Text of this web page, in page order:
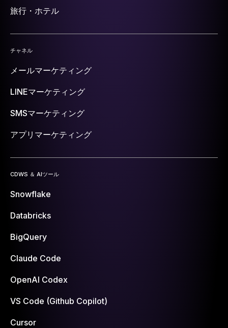
旅行・ホテル
チャネル
メールマーケティング
LINEマーケティング
SMSマーケティング
アプリマーケティング
CDWS ＆ AIツール
Snowflake
Databricks
BigQuery
Claude Code
OpenAI Codex
VS Code (Github Copilot)
Cursor